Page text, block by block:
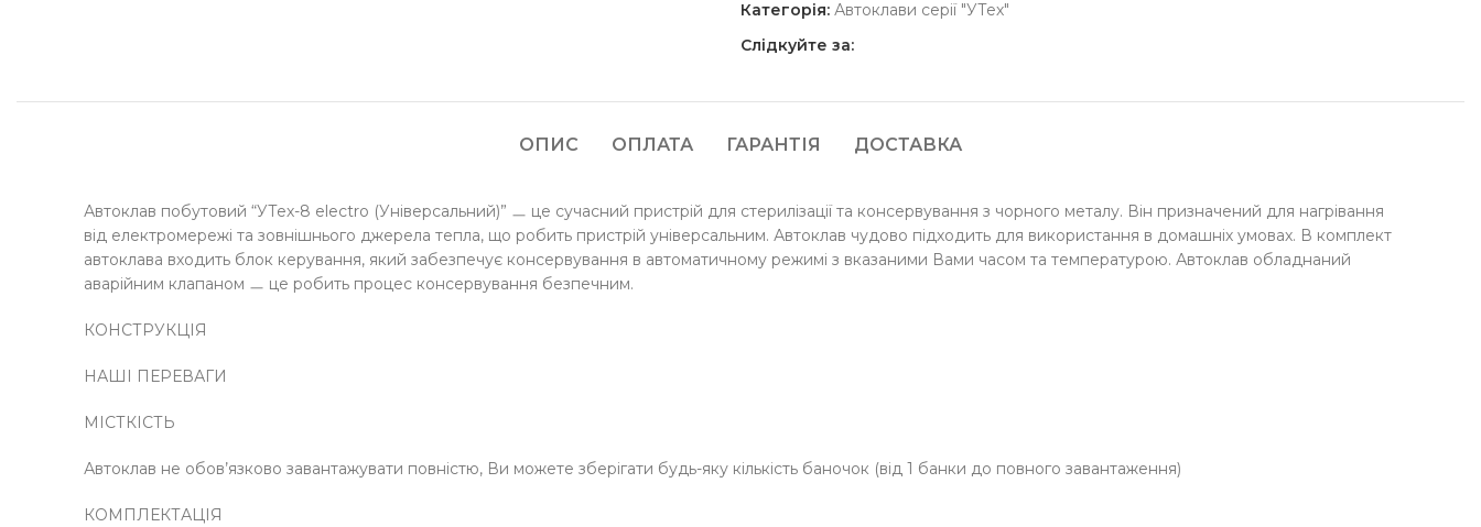
Категорія: Автоклави серії "УТех"
Слідкуйте за:
ОПИС ОПЛАТА ГАРАНТІЯ ДОСТАВКА
Автоклав побутовий “УТех-8 electro (Універсальний)” ㅡ це сучасний пристрій для стерилізації та консервування з чорного металу. Він призначений для нагрівання
від електромережі та зовнішнього джерела тепла, що робить пристрій універсальним. Автоклав чудово підходить для використання в домашніх умовах. В комплект
автоклава входить блок керування, який забезпечує консервування в автоматичному режимі з вказаними Вами часом та температурою. Автоклав обладнаний
аварійним клапаном ㅡ це робить процес консервування безпечним.
КОНСТРУКЦІЯ
НАШІ ПЕРЕВАГИ
МІСТКІСТЬ
Автоклав не обов’язково завантажувати повністю, Ви можете зберігати будь-яку кількість баночок (від 1 банки до повного завантаження)
КОМПЛЕКТАЦІЯ